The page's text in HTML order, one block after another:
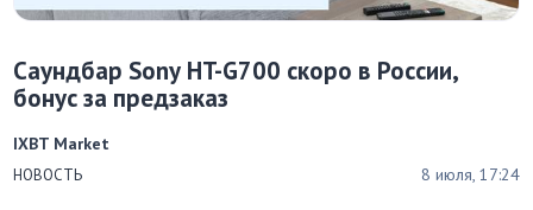
Саундбар Sony HT-G700 скоро в России,
бонус за предзаказ
НОВОСТЬ 8 июля, 17:24
IXBT Market